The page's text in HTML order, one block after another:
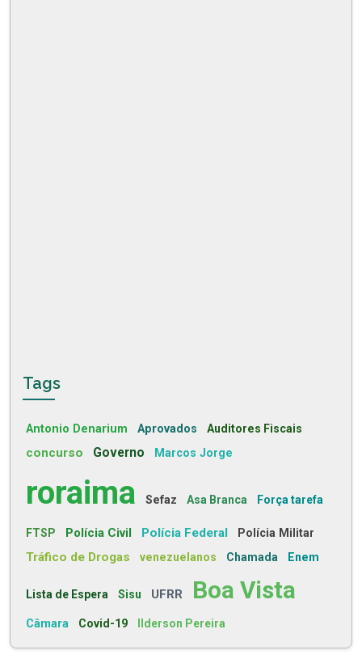
Tags
Antonio Denarium Aprovados Auditores Fiscais
concurso Governo Marcos Jorge
roraima Sefaz Asa Branca Força tarefa
FTSP Polícia Civil Polícia Federal Polícia Militar
Tráfico de Drogas venezuelanos Chamada Enem
Lista de Espera Sisu UFRR Boa Vista
Câmara Covid-19 Ilderson Pereira